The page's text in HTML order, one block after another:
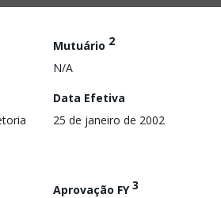
Mutuário 2
N/A
Data Efetiva
25 de janeiro de 2002
Aprovação FY3